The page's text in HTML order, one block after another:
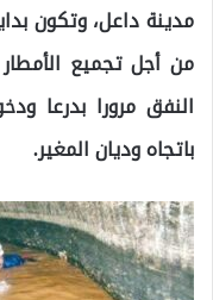
من أجل تجميع الأمطار
النفق مرورا بدرعا
باتجاه وديان المغير.